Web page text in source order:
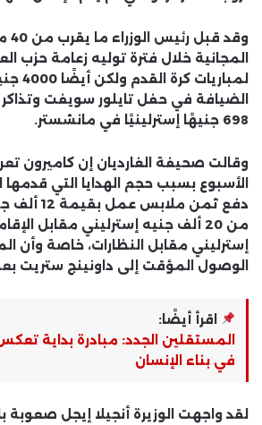
المجانية خلال فترة توليه زعامة حزب
الضيافة في حفل تايلور سويفت
698 جنيهًا إسترلينيًا في مانشستر.
وقالت صحيفة الغارديان إن كاميرون
الأسبوع بسبب حجم الهدايا التي قدمها
دفع ثمن
إسترليني مقابل النظارات، خاصة وأن
الوصول المؤقت إلى داونينج ستريت بعد
اقرأ أيضًا:
المستقلين الجدد: مبادرة بداية
في بناء الإنسان
لقد واجهت الوزيرة أنجيلا إيجل صعوبة